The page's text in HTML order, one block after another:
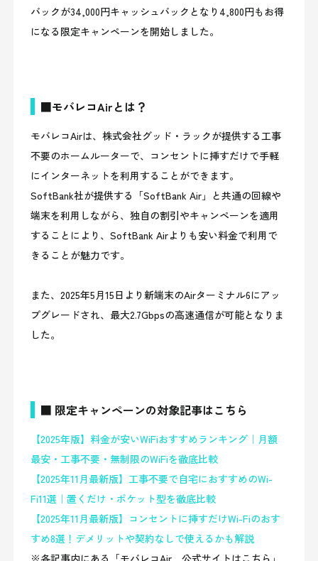
バックが34,000円キャッシュバックとなり4,800円もお得
になる限定キャンペーンを開始しました。
■モバレコAirとは？
モバレコAirは、株式会社グッド・ラックが提供する工事
不要のホームルーターで、コンセントに挿すだけで手軽
にインターネットを利用することができます。
SoftBank社が提供する「SoftBank Air」と共通の回線や
端末を利用しながら、独自の割引やキャンペーンを適用
することにより、SoftBank Airよりも安い料金で利用で
きることが魅力です。
また、2025年5月15日より新端末のAirターミナル6にアッ
プグレードされ、最大2.7Gbpsの高速通信が可能となりま
した。
■ 限定キャンペーンの対象記事はこちら
【2025年版】料金が安いWiFiおすすめランキング｜月額
最安・工事不要・無制限のWiFiを徹底比較
【2025年11月最新版】工事不要で自宅におすすめのWi-
Fi11選｜置くだけ・ポケット型を徹底比較
【2025年11月最新版】コンセントに挿すだけWi-Fiのおす
すめ8選！デメリットや契約なしで使えるかも解説